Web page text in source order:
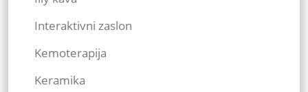
Interaktivni zaslon
Kemoterapija
Keramika